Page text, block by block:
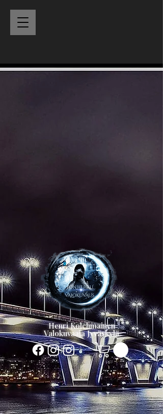
Henri Kolehmainen
Valokuvaaja Jyväskylä